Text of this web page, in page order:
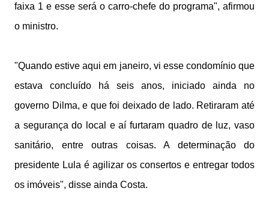
faixa 1 e esse será o carro-chefe do programa", afirmou
o ministro.
"Quando estive aqui em janeiro, vi esse condomínio que
estava concluído há seis anos, iniciado ainda no
governo Dilma, e que foi deixado de lado. Retiraram até
a segurança do local e aí furtaram quadro de luz, vaso
sanitário, entre outras coisas. A determinação do
presidente Lula é agilizar os consertos e entregar todos
os imóveis", disse ainda Costa.